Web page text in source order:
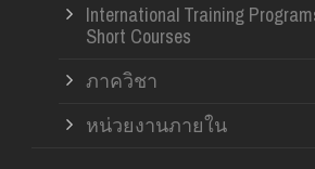
International Training
Short Courses
ภาควิชา
หน่วยงานภายใน